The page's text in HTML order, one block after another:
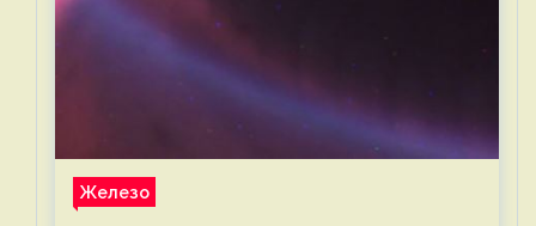
Железо